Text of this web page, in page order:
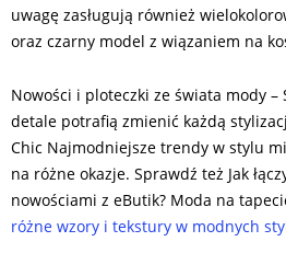
uwagę zasługują również
oraz czarny model z wiązaniem na
Nowości i ploteczki ze świata mody –
detale potrafią zmienić każdą
Chic Najmodniejsze trendy w stylu
na różne okazje. Sprawdź też Jak
nowościami z eButik? Moda na
różne wzory i tekstury w modnych